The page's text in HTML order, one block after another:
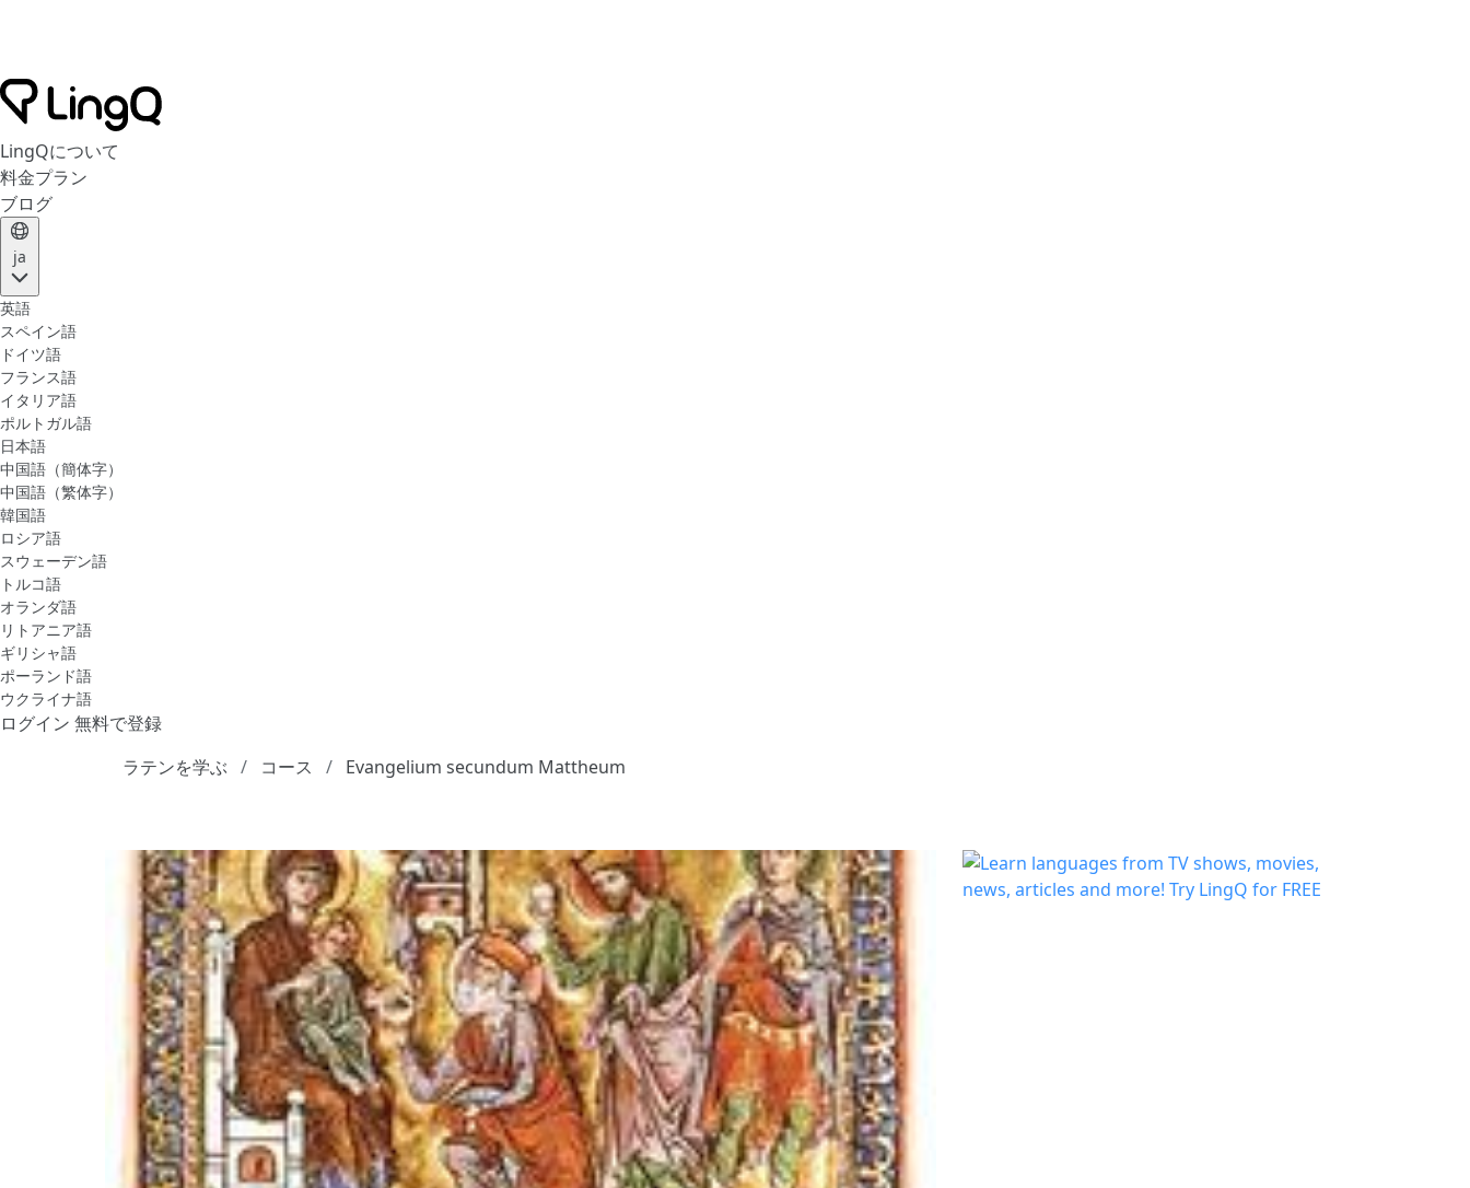
LingQについて
料金プラン
ブログ
ja
英語
スペイン語
ドイツ語
フランス語
イタリア語
ポルトガル語
日本語
中国語（簡体字）
中国語（繁体字）
韓国語
ロシア語
スウェーデン語
トルコ語
オランダ語
リトアニア語
ギリシャ語
ポーランド語
ウクライナ語
ログイン 無料で登録
ラテンを学ぶ
コース Evangelium secundum Mattheum